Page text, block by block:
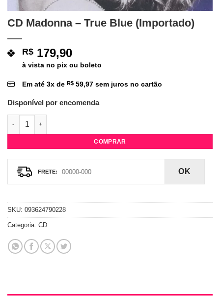
CD Madonna – True Blue (Importado)
R$ 179,90
à vista no pix ou boleto
Em até 3x de R$ 59,97 sem juros no cartão
Disponível por encomenda
CD Madonna - True Blue (Importado) quantidade
COMPRAR
OK
SKU: 093624790228
Categoria: CD